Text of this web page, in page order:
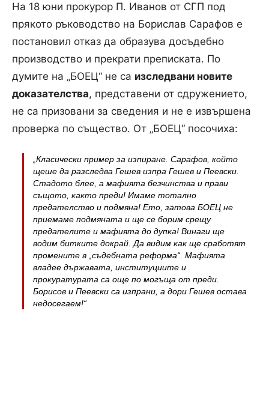
На 18 юни прокурор П. Иванов от СГП под
прякото ръководство на Борислав Сарафов е
постановил отказ да образува досъдебно
производство и прекрати преписката. По
думите на „БОЕЦ“ не са изследвани новите
доказателства, представени от сдружението,
не са призовани за сведения и не е извършена
проверка по същество. От „БОЕЦ“ посочиха:
„Класически пример за изпиране. Сарафов, който
щеше да разследва Гешев изпра Гешев и Пеевски.
Стадото блее, а мафията безчинства и прави
същото, както преди! Имаме тотално
предателство и подмяна! Ето, затова БОЕЦ не
приемаме подмяната и ще се борим срещу
предателите и мафията до дупка! Винаги ще
водим битките докрай. Да видим как ще сработят
промените в „съдебната реформа“. Мафията
владее държавата, институциите и
прокуратурата са още по могъща от преди.
Борисов и Пеевски са изпрани, а дори Гешев остава
недосегаем!“